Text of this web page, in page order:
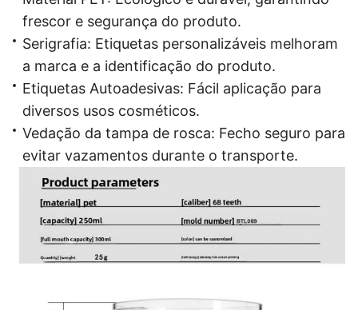
frescor e segurança do produto.
Serigrafia: Etiquetas personalizáveis ​​melhoram
a marca e a identificação do produto.
Etiquetas Autoadesivas: Fácil aplicação para
diversos usos cosméticos.
Vedação da tampa de rosca: Fecho seguro para
evitar vazamentos durante o transporte.